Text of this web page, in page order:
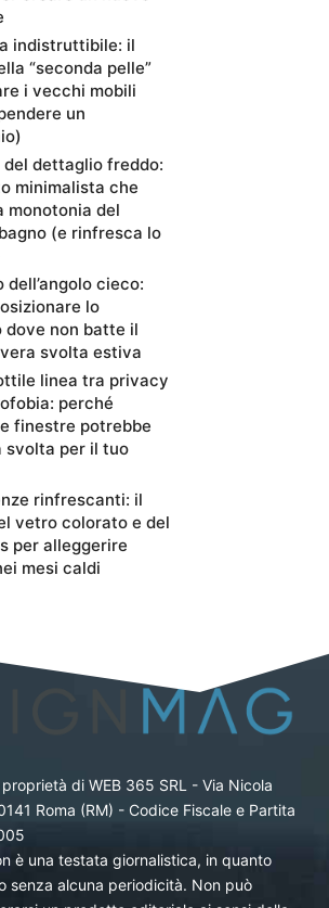
indistruttibile: il
“seconda pelle”
i vecchi mobili
un
del dettaglio freddo:
minimalista che
monotonia del
(e rinfresca lo
dell’angolo cieco:
lo
dove non batte il
svolta estiva
linea tra privacy
perché
finestre potrebbe
svolta per il tuo
rinfrescanti: il
vetro colorato e del
per alleggerire
mesi caldi
di WEB 365 SRL - Via Nicola
Roma (RM) - Codice Fiscale e Partita
è una testata giornalistica, in quanto
senza alcuna periodicità. Non può